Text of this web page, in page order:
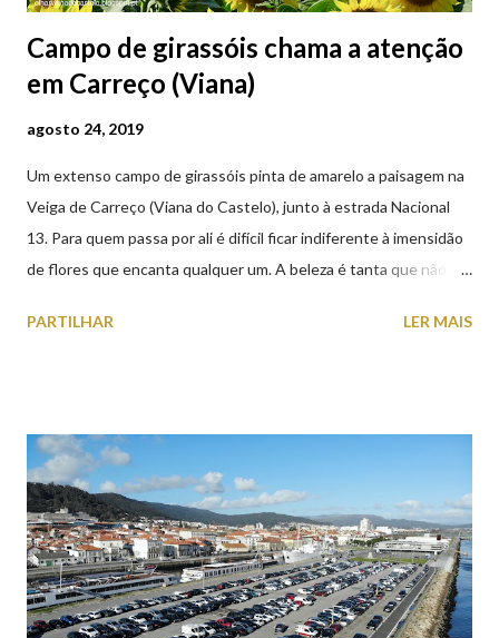
Campo de girassóis chama a atenção
em Carreço (Viana)
agosto 24, 2019
Um extenso campo de girassóis pinta de amarelo a paisagem na
Veiga de Carreço (Viana do Castelo), junto à estrada Nacional
13. Para quem passa por ali é difícil ficar indiferente à imensidão
de flores que encanta qualquer um. A beleza é tanta que não
aproveite a paisagem como cenário para tirar algumas
PARTILHAR LER MAIS